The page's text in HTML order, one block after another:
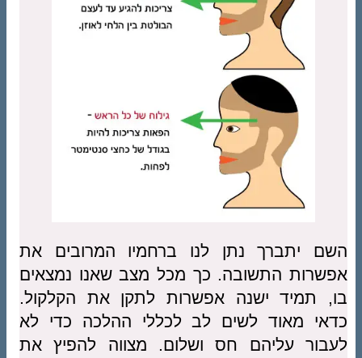
השם יתברך נתן לנו ברחמיו המרובים את
אפשרות התשובה. כך מכל מצב שאנו נמצאים
בו, תמיד ישנה אפשרות לתקן את הקלקול.
כדאי מאוד לשים לב לכללי ההלכה כדי לא
לעבור עליהם חס ושלום. מצווה להפיץ את